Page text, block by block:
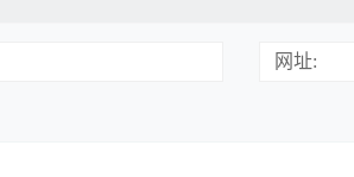
网址: